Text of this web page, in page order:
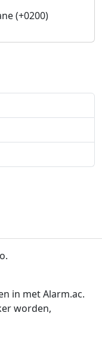
(+0200)
in met Alarm.ac.
worden,